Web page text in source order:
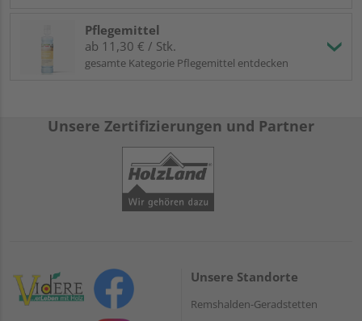
Pflegemittel
ab 11,30 € / Stk.
gesamte Kategorie Pflegemittel entdecken
Unsere Zertifizierungen und Partner
Unsere Standorte
Remshalden-Geradstetten